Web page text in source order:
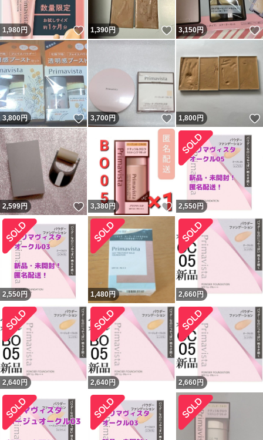
1,980円 いいね！
1,390円 いいね！
3,150円
3,800円 いいね！
3,700円 いいね！
1,800円
2,599円 いいね！
3,380 円 いいね！
2,550円
2,550円 1,480円 2,660 円
2,640 円 2,640 円 2,660 円